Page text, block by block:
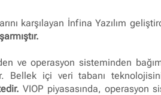
karşılayan İnfina Yazılım
ve operasyon sisteminden
Bellek içi veri tabanı
VIOP piyasasında, operasyon